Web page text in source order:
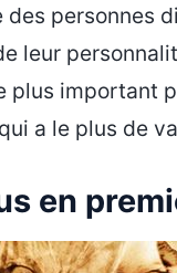
personnes
leur
plus important
a le plus de
en